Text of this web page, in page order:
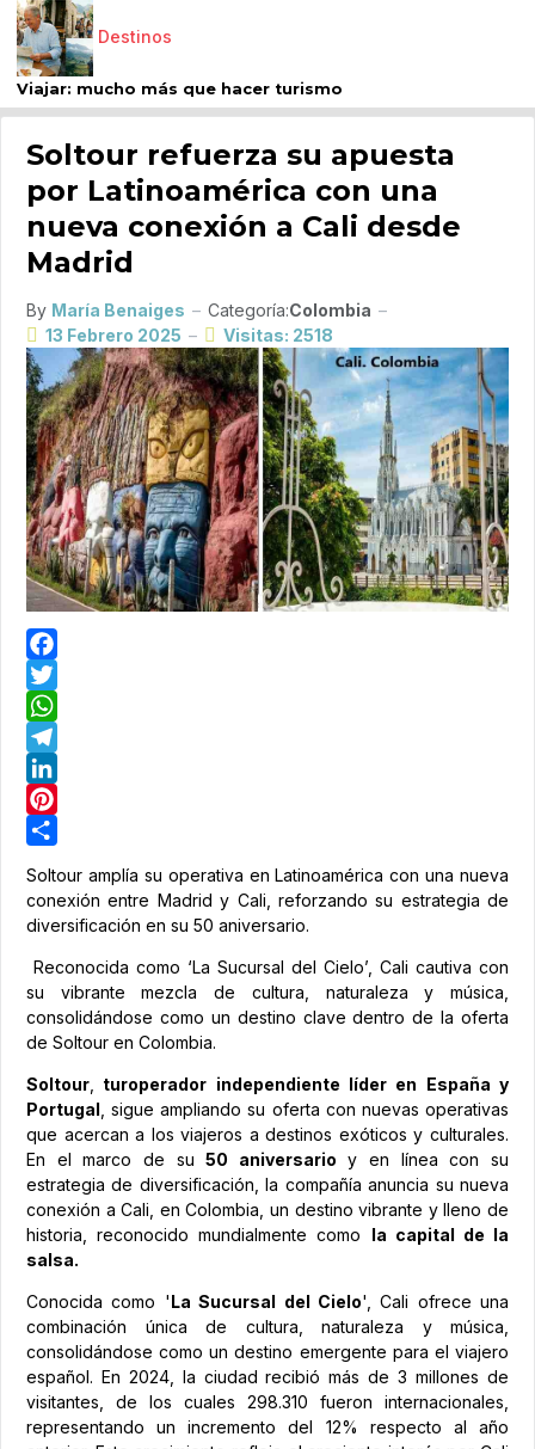
Destinos
Viajar: mucho más que hacer turismo
Soltour refuerza su apuesta
por Latinoamérica con una
nueva conexión a Cali desde
Madrid
By María Benaiges Categoría:Colombia
13 Febrero 2025
Visitas: 2518
Facebook
Twitter
WhatsApp
Telegram
LinkedIn
Pinterest
Soltour amplía su operativa en Latinoamérica con una nueva
conexión entre Madrid y Cali, reforzando su estrategia de
diversificación en su 50 aniversario.
Reconocida como ‘La Sucursal del Cielo’, Cali cautiva con
su vibrante mezcla de cultura, naturaleza y música,
consolidándose como un destino clave dentro de la oferta
de Soltour en Colombia.
Soltour
turoperador independiente líder en España y
Portugal , sigue ampliando su oferta con nuevas operativas
que acercan a los viajeros a destinos exóticos y culturales.
En el marco de su50 aniversario y en línea con su
estrategia de diversificación, la compañía anuncia su nueva
conexión a Cali, en Colombia, un destino vibrante y lleno de
historia, reconocido mundialmente como la capital de la
salsa.
Conocida como 'La Sucursal del Cielo', Cali ofrece una
combinación única de cultura, naturaleza y música,
consolidándose como un destino emergente para el viajero
español. En 2024, la ciudad recibió más de 3 millones de
visitantes, de los cuales 298.310 fueron internacionales,
representando un incremento del 12% respecto al año